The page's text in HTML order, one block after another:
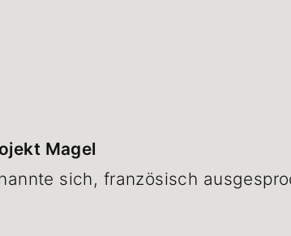
Magel
sich, französisch